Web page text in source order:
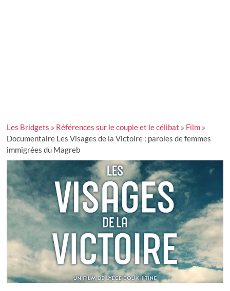
Les Bridgets » Références sur le couple et le célibat » Film »
Documentaire Les Visages de la Victoire : paroles de femmes
immigrées du Magreb